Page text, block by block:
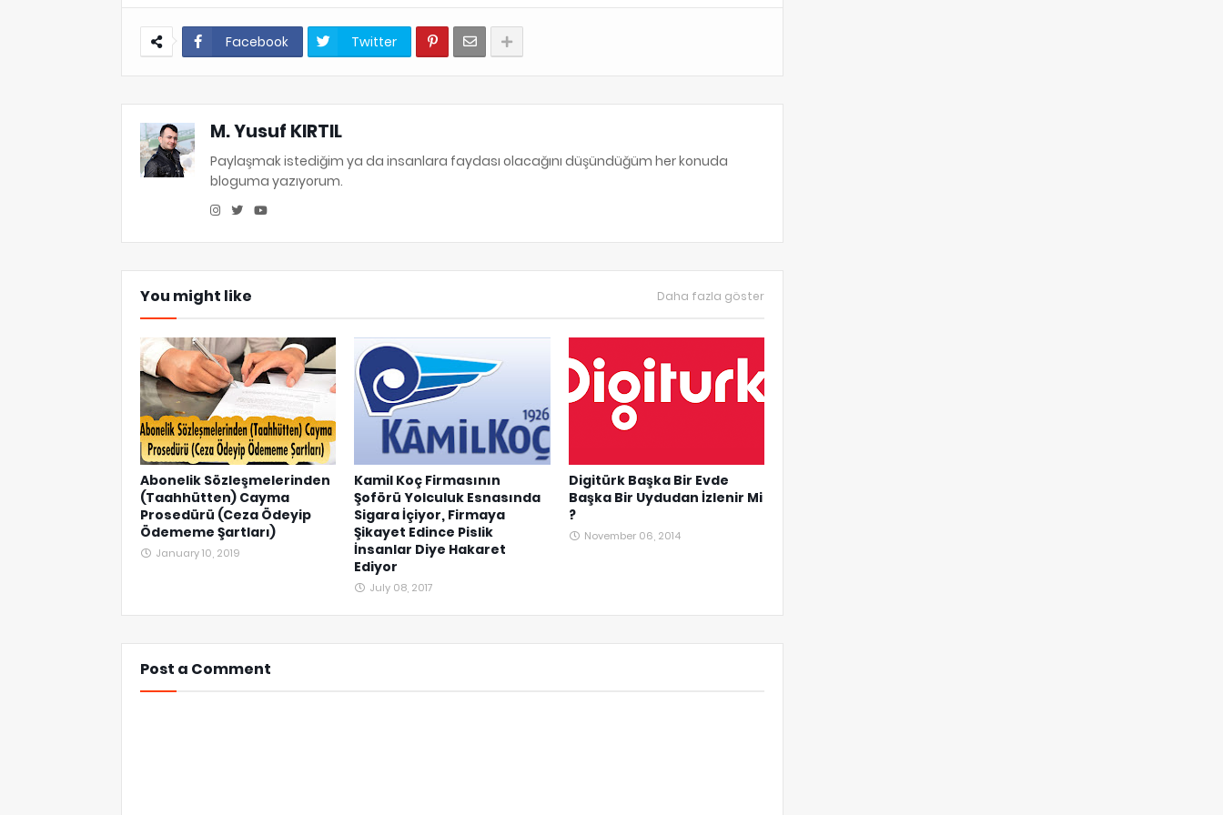
Facebook Twitter
M. Yusuf KIRTIL
Paylaşmak istediğim ya da insanlara faydası olacağını düşündüğüm her konuda
bloguma yazıyorum.
You might like Daha fazla göster
Abonelik Sözleşmelerinden
(Taahhütten) Cayma
Prosedürü (Ceza Ödeyip
Ödememe Şartları)
January 10, 2019
Kamil Koç Firmasının
Şoförü Yolculuk Esnasında
Sigara İçiyor, Firmaya
Şikayet Edince Pislik
İnsanlar Diye Hakaret
Ediyor
July 08, 2017
Digitürk Başka Bir Evde
Başka Bir Uydudan İzlenir Mi
?
November 06, 2014
Post a Comment